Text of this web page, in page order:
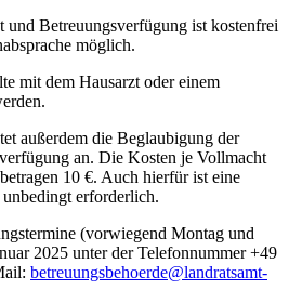
Betreuungsverfügung ist kostenfrei
möglich.
mit dem Hausarzt oder einem
außerdem die Beglaubigung der
an. Die Kosten je Vollmacht
10 €. Auch hierfür ist eine
erforderlich.
(vorwiegend Montag und
2025 unter der Telefonnummer +49
betreuungsbehoerde@landratsamt-